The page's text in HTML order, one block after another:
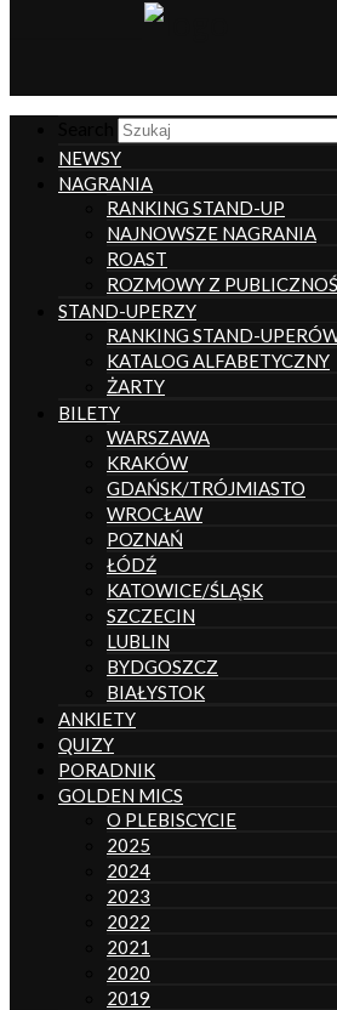
NEWSY
NAGRANIA
RANKING STAND-UP
NAJNOWSZE NAGRANIA
ROAST
ROZMOWY Z
STAND-UPERZY
RANKING STAND-
KATALOG ALFABETYCZNY
ŻARTY
BILETY
WARSZAWA
KRAKÓW
GDAŃSK/TRÓJMIASTO
WROCŁAW
POZNAŃ
ŁÓDŹ
KATOWICE/ŚLĄSK
SZCZECIN
LUBLIN
BYDGOSZCZ
BIAŁYSTOK
ANKIETY
QUIZY
PORADNIK
GOLDEN MICS
O PLEBISCYCIE
2025
2024
2023
2022
2021
2020
2019